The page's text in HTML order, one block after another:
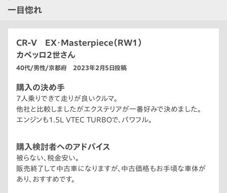
一目惚れ
CR-V EX・Masterpiece（RW1）
カペッロ2世さん
40代/男性/京都府 2023年2月5日投稿
購入の決め手
7人乗りできて走りが良いクルマ。
他社と比較しましたがエクステリアが一番好みで決めました。
エンジンも1.5L VTEC TURBOで、パワフル。
購入検討者へのアドバイス
被らない、税金安い。
販売終了して中古車になりますが、中古価格もお手頃な車体が
あり、おすすめです。